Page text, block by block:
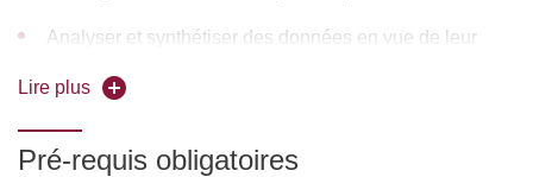
Analyser et synthétiser des données en vue de leur
Lire plus
Pré-requis obligatoires